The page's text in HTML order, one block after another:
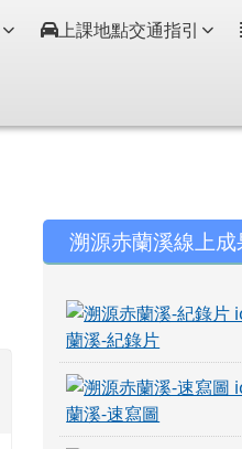
上課地點交通指引
右邊區域內
溯源赤蘭溪線上成
蘭溪-紀錄片
蘭溪-速寫圖